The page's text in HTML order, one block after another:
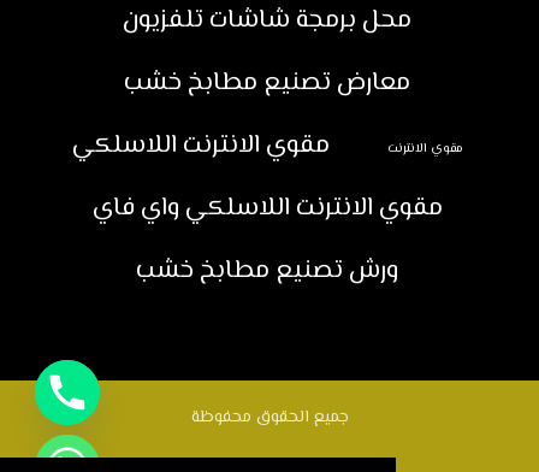
محل برمجة شاشات تلفزيون
معارض تصنيع مطابخ خشب
مقوي الانترنت
مقوي الانترنت اللاسلكي
مقوي الانترنت اللاسلكي واي فاي
ورش تصنيع مطابخ خشب
جميع الحقوق محفوظة